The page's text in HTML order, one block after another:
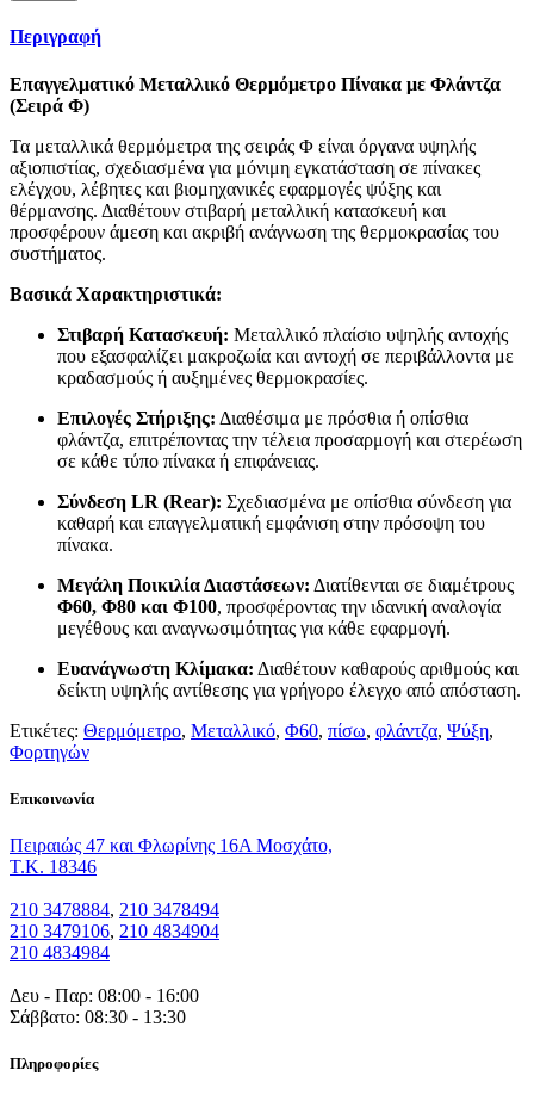
Περιγραφή
Επαγγελματικό Μεταλλικό Θερμόμετρο Πίνακα με Φλάντζα
(Σειρά Φ)
Τα μεταλλικά θερμόμετρα της σειράς Φ είναι όργανα υψηλής
αξιοπιστίας, σχεδιασμένα για μόνιμη εγκατάσταση σε πίνακες
ελέγχου, λέβητες και βιομηχανικές εφαρμογές ψύξης και
θέρμανσης. Διαθέτουν στιβαρή μεταλλική κατασκευή και
προσφέρουν άμεση και ακριβή ανάγνωση της θερμοκρασίας του
συστήματος.
Βασικά Χαρακτηριστικά:
Στιβαρή Κατασκευή: Μεταλλικό πλαίσιο υψηλής αντοχής
που εξασφαλίζει μακροζωία και αντοχή σε περιβάλλοντα με
κραδασμούς ή αυξημένες θερμοκρασίες.
Επιλογές Στήριξης: Διαθέσιμα με πρόσθια ή οπίσθια
φλάντζα, επιτρέποντας την τέλεια προσαρμογή και στερέωση
σε κάθε τύπο πίνακα ή επιφάνειας.
Σύνδεση LR (Rear): Σχεδιασμένα με οπίσθια σύνδεση για
καθαρή και επαγγελματική εμφάνιση στην πρόσοψη του
πίνακα.
Μεγάλη Ποικιλία Διαστάσεων: Διατίθενται σε διαμέτρους
Φ60, Φ80 και Φ100, προσφέροντας την ιδανική αναλογία
μεγέθους και αναγνωσιμότητας για κάθε εφαρμογή.
Ευανάγνωστη Κλίμακα: Διαθέτουν καθαρούς αριθμούς και
δείκτη υψηλής αντίθεσης για γρήγορο έλεγχο από απόσταση.
Ετικέτες: Θερμόμετρο, Μεταλλικό, Φ60, πίσω, φλάντζα, Ψύξη,
Φορτηγών
Eπικοινωνία
Πειραιώς 47 και Φλωρίνης 16Α Μοσχάτο,
T.K. 18346
210 3478884, 210 3478494
210 3479106, 210 4834904
210 4834984
Δευ - Παρ: 08:00 - 16:00
Σάββατο: 08:30 - 13:30
Πληροφορίες